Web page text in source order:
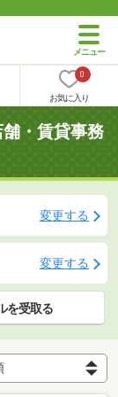
0
お気に入り
・賃貸事務
変更する
変更する
を受取る